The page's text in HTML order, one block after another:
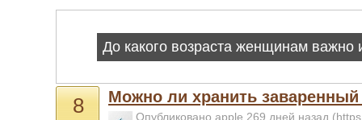
8 Можно ли хранить
Опубликовано apple 269 дней назад (